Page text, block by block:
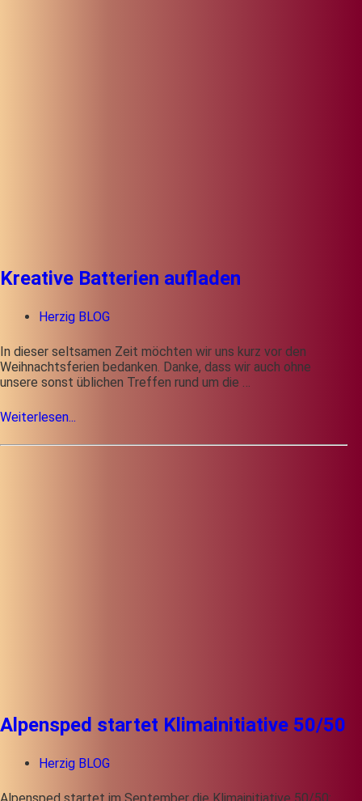
Kreative Batterien aufladen
Herzig BLOG
In dieser seltsamen Zeit möchten wir uns kurz vor den
Weihnachtsferien bedanken. Danke, dass wir auch ohne
unsere sonst üblichen Treffen rund um die …
Weiterlesen...
Alpensped startet Klimainitiative 50/50
Herzig BLOG